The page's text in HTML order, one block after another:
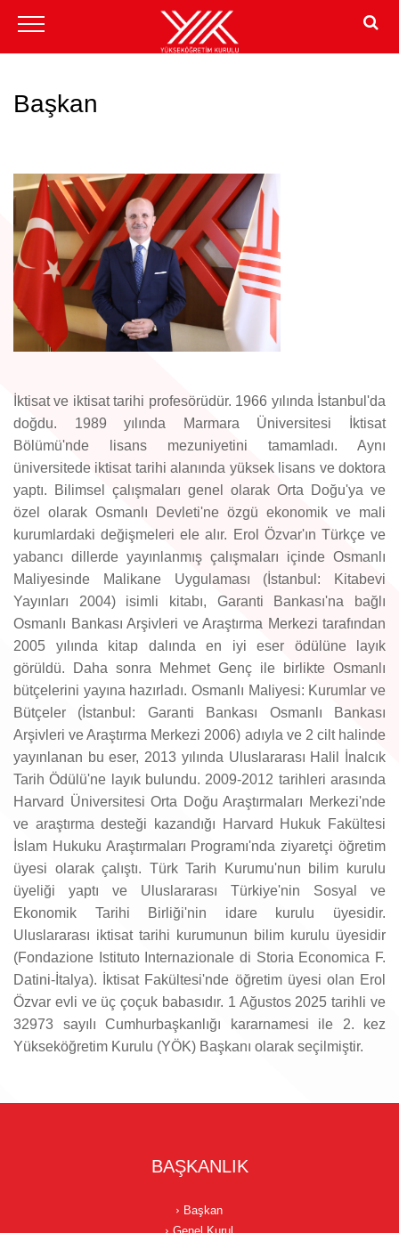
Başkan
İktisat ve iktisat tarihi profesörüdür. 1966 yılında İstanbul'da
doğdu. 1989 yılında Marmara Üniversitesi İktisat
Bölümü'nde lisans mezuniyetini tamamladı. Aynı
üniversitede iktisat tarihi alanında yüksek lisans ve doktora
yaptı. Bilimsel çalışmaları genel olarak Orta Doğu'ya ve
özel olarak Osmanlı Devleti'ne özgü ekonomik ve mali
kurumlardaki değişmeleri ele alır. Erol Özvar'ın Türkçe ve
yabancı dillerde yayınlanmış çalışmaları içinde Osmanlı
Maliyesinde Malikane Uygulaması (İstanbul: Kitabevi
Yayınları 2004) isimli kitabı, Garanti Bankası'na bağlı
Osmanlı Bankası Arşivleri ve Araştırma Merkezi tarafından
2005 yılında kitap dalında en iyi eser ödülüne layık
görüldü. Daha sonra Mehmet Genç ile birlikte Osmanlı
bütçelerini yayına hazırladı. Osmanlı Maliyesi: Kurumlar ve
Bütçeler (İstanbul: Garanti Bankası Osmanlı Bankası
Arşivleri ve Araştırma Merkezi 2006) adıyla ve 2 cilt halinde
yayınlanan bu eser, 2013 yılında Uluslararası Halil İnalcık
Tarih Ödülü'ne layık bulundu. 2009-2012 tarihleri arasında
Harvard Üniversitesi Orta Doğu Araştırmaları Merkezi'nde
ve araştırma desteği kazandığı Harvard Hukuk Fakültesi
İslam Hukuku Araştırmaları Programı'nda ziyaretçi öğretim
üyesi olarak çalıştı. Türk Tarih Kurumu'nun bilim kurulu
üyeliği yaptı ve Uluslararası Türkiye'nin Sosyal ve
Ekonomik Tarihi Birliği'nin idare kurulu üyesidir.
Uluslararası iktisat tarihi kurumunun bilim kurulu üyesidir
(Fondazione Istituto Internazionale di Storia Economica F.
Datini-İtalya). İktisat Fakültesi'nde öğretim üyesi olan Erol
Özvar evli ve üç çoçuk babasıdır. 1 Ağustos 2025 tarihli ve
32973 sayılı Cumhurbaşkanlığı kararnamesi ile 2. kez
Yükseköğretim Kurulu (YÖK) Başkanı olarak seçilmiştir.
BAŞKANLIK
Başkan